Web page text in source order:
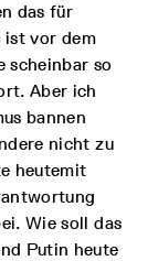
das für
ist vor dem
scheinbar so
Aber ich
bannen
nicht zu
heutemit
Wie soll das
Putin heute